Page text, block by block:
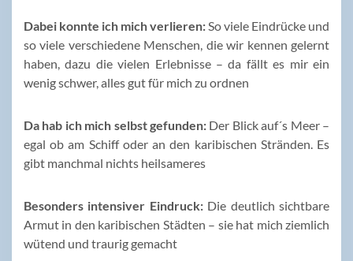
Dabei konnte ich mich verlieren:So viele Eindrücke und
so viele verschiedene Menschen, die wir kennen gelernt
haben, dazu die vielen Erlebnisse – da fällt es mir ein
wenig schwer, alles gut für mich zu ordnen
Da hab ich mich selbst gefunden: Der Blick auf´s Meer –
egal ob am Schiff oder an den karibischen Stränden. Es
gibt manchmal nichts heilsameres
Besonders intensiver Eindruck: Die deutlich sichtbare
Armut in den karibischen Städten – sie hat mich ziemlich
wütend und traurig gemacht